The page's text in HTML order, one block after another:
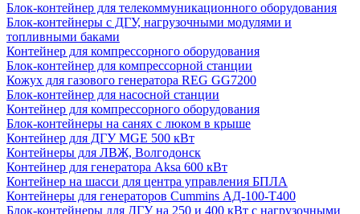
Блок-контейнер для телекоммуникационного оборудования
Блок-контейнеры с ДГУ, нагрузочными модулями и
топливными баками
Контейнер для компрессорного оборудования
Блок-контейнер для компрессорной станции
Кожух для газового генератора REG GG7200
Блок-контейнер для насосной станции
Контейнер для компрессорного оборудования
Блок-контейнеры на санях с люком в крыше
Контейнер для ДГУ MGE 500 кВт
Контейнеры для ЛВЖ, Волгодонск
Контейнер для генератора Aksa 600 кВт
Контейнер на шасси для центра управления БПЛА
Контейнеры для генераторов Cummins АД-100-Т400
Блок-контейнеры для ДГУ на 250 и 400 кВт с нагрузочными